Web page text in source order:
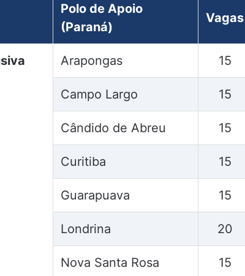
Polo de Apoio
(Paraná)
Vagas
Arapongas 15
Campo Largo 15
Cândido de Abreu 15
Curitiba 15
Guarapuava 15
Londrina 20
Nova Santa Rosa 15